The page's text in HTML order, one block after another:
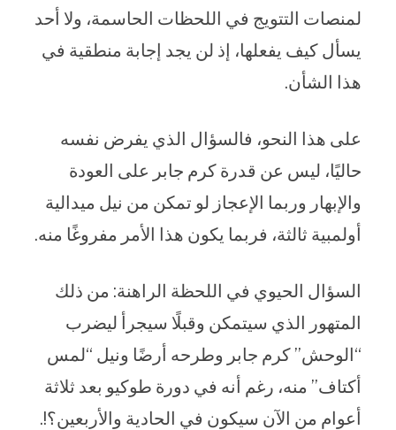
لمنصات التتويج في اللحظات الحاسمة، ولا أحد
يسأل كيف يفعلها، إذ لن يجد إجابة منطقية في
هذا الشأن.
على هذا النحو، فالسؤال الذي يفرض نفسه
حاليًا، ليس عن قدرة كرم جابر على العودة
والإبهار وربما الإعجاز لو تمكن من نيل ميدالية
أولمبية ثالثة، فربما يكون هذا الأمر مفروغًا منه.
السؤال الحيوي في اللحظة الراهنة: من ذلك
المتهور الذي سيتمكن وقبلًا سيجرأ ليضرب
“الوحش” كرم جابر وطرحه أرضًا ونيل “لمس
أكتاف” منه، رغم أنه في دورة طوكيو بعد ثلاثة
أعوام من الآن سيكون في الحادية والأربعين؟!.